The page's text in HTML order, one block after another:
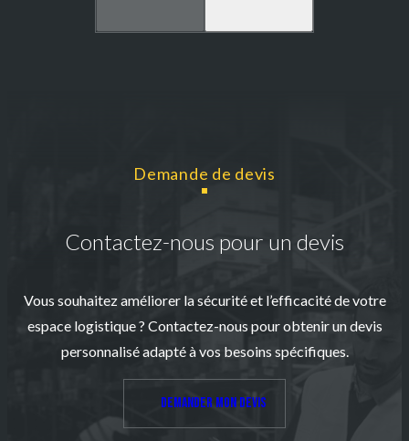
Demande de devis
Contactez-nous pour un devis
Vous souhaitez améliorer la sécurité et l’efficacité de votre
espace logistique ? Contactez-nous pour obtenir un devis
personnalisé adapté à vos besoins spécifiques.
Demander mon devis